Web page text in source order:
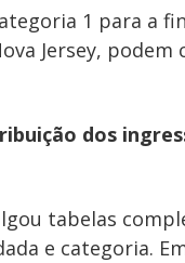
d
e
o
1 para a
Jersey, podem
dos
tabelas
e categoria.